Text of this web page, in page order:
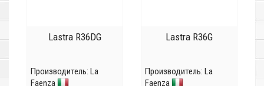
Lastra R36DG
Производитель: La
Faenza
Lastra R36G
Производитель: La
Faenza